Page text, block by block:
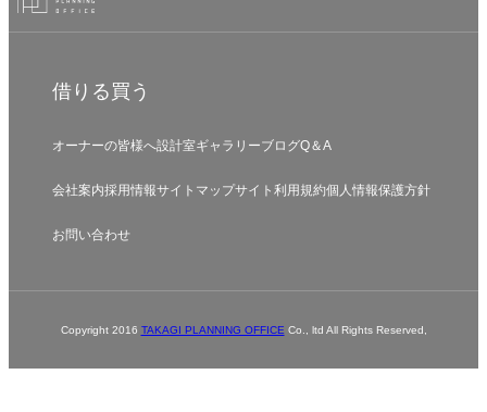
借りる 買う
オーナーの皆様へ設計室ギャラリーブログQ＆A
会社案内採用情報サイトマップサイト利用規約個人情報保護方針
お問い合わせ
Copyright 2016 TAKAGI PLANNING OFFICE Co., ltd All Rights Reserved,